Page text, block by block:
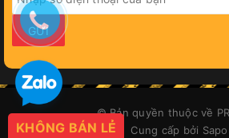
GỬI
© Bản quyền thuộc về
Cung cấp bởi Sapo
KHÔNG BÁN LẺ